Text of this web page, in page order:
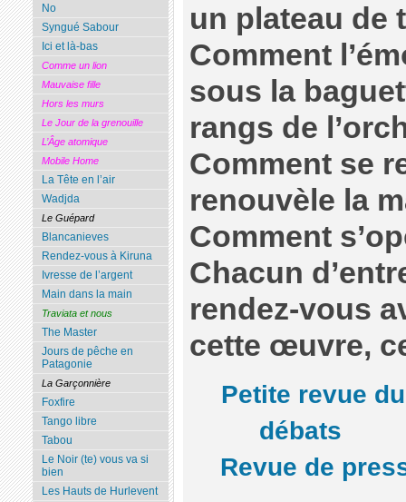
un plateau de
Comment
sous la
rangs de
Comment se
renouvèle la
Comment
Chacun
rendez-vous
cette œuvre,
Petite revue
débats
Revue de
No
Syngué Sabour
Ici et là-bas
Comme un lion
Mauvaise fille
Hors les murs
Le Jour de la grenouille
L’Âge atomique
Mobile Home
La Tête en l’air
Wadjda
Le Guépard
Blancanieves
Rendez-vous à Kiruna
Ivresse de l’argent
Main dans la main
Traviata et nous
The Master
Jours de pêche en
Patagonie
La Garçonnière
Foxfire
Tango libre
Tabou
Le Noir (te) vous va si
bien
Les Hauts de Hurlevent